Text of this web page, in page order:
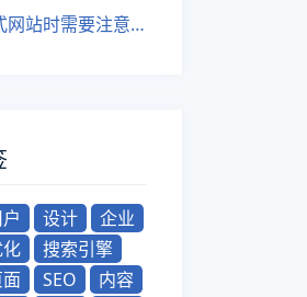
设计响应式网站时需要注意的问题
设计
企业
搜索引擎
SEO
内容